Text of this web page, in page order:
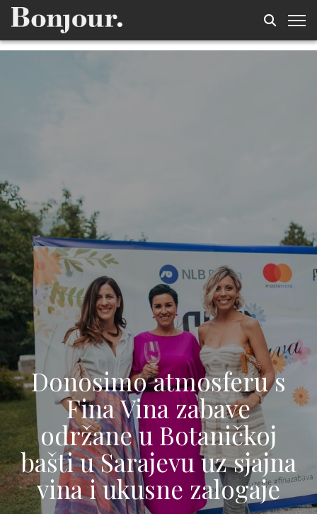
Donosimo atmosferu s
Fina Vina zabave
održane u Botaničkoj
bašti u Sarajevu uz sjajna
vina i ukusne zalogaje